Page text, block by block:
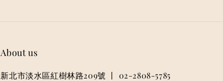
About us
新北市淡水區紅樹林路209號 丨 02-2808-5785